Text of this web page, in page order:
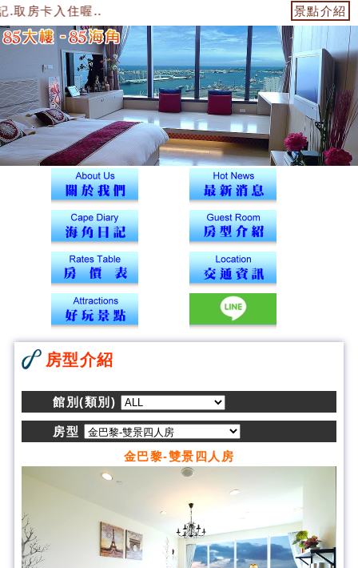
房卡入住喔.. 景點介紹
房型介紹
館別(類別)
房型
金巴黎-雙景四人房